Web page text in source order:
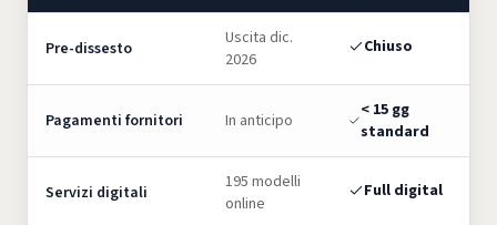
Pre-dissesto
Uscita dic.
2026
Chiuso
Pagamenti fornitori In anticipo
< 15 gg
standard
Servizi digitali
195 modelli
online
Full digital